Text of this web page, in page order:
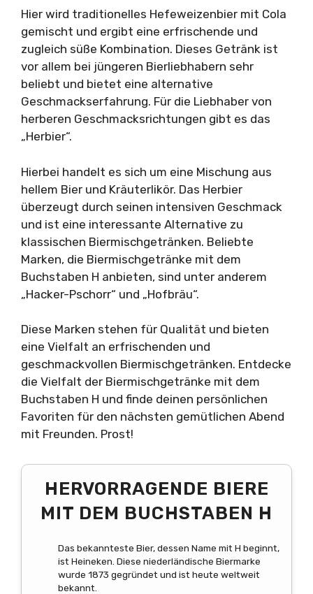
Hier wird traditionelles Hefeweizenbier mit Cola
gemischt und ergibt eine erfrischende und
zugleich süße Kombination. Dieses Getränk ist
vor allem bei jüngeren Bierliebhabern sehr
beliebt und bietet eine alternative
Geschmackserfahrung. Für die Liebhaber von
herberen Geschmacksrichtungen gibt es das
„Herbier“.
Hierbei handelt es sich um eine Mischung aus
hellem Bier und Kräuterlikör. Das Herbier
überzeugt durch seinen intensiven Geschmack
und ist eine interessante Alternative zu
klassischen Biermischgetränken. Beliebte
Marken, die Biermischgetränke mit dem
Buchstaben H anbieten, sind unter anderem
„Hacker-Pschorr“ und „Hofbräu“.
Diese Marken stehen für Qualität und bieten
eine Vielfalt an erfrischenden und
geschmackvollen Biermischgetränken. Entdecke
die Vielfalt der Biermischgetränke mit dem
Buchstaben H und finde deinen persönlichen
Favoriten für den nächsten gemütlichen Abend
mit Freunden. Prost!
HERVORRAGENDE BIERE
MIT DEM BUCHSTABEN H
Das bekannteste Bier, dessen Name mit H beginnt,
ist Heineken. Diese niederländische Biermarke
wurde 1873 gegründet und ist heute weltweit
bekannt.